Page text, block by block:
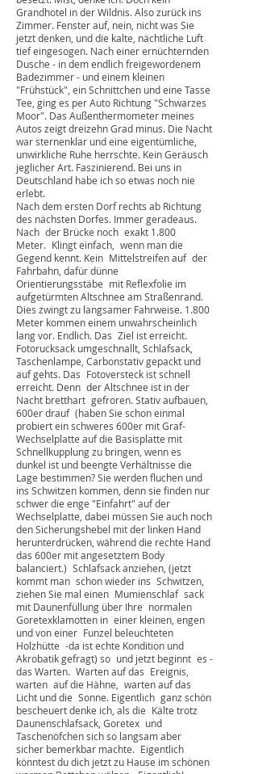
bzw. das zärtliche Weckhämmern gegen
die Zimmertür war. 1 Uhr nachts. Abartig,
Zuhause gehe ich manchmal um diese Zeit
erst ins Bett. Egal, schlaftrunken taste ich
mich Richtung Toilette über den Flur,
besetzt. Mist, denke ich. Doch kein
Grandhotel in der Wildnis. Also zurück ins
Zimmer. Fenster auf, nein, nicht was Sie
jetzt denken, und die kalte, nächtliche Luft
tief eingesogen. Nach einer ernüchternden
Dusche - in dem endlich freigewordenem
Badezimmer - und einem kleinen
"Frühstück", ein Schnittchen und eine Tasse
Tee, ging es per Auto Richtung "Schwarzes
Moor". Das Außenthermometer meines
Autos zeigt dreizehn Grad minus. Die Nacht
war sternenklar und eine eigentümliche,
unwirkliche Ruhe herrschte. Kein Geräusch
jeglicher Art. Faszinierend. Bei uns in
Deutschland habe ich so etwas noch nie
erlebt.
Nach dem ersten Dorf rechts ab Richtung
des nächsten Dorfes. Immer geradeaus.
Nach der Brücke noch exakt 1.800
Meter. Klingt einfach, wenn man die
Gegend kennt. Kein Mittelstreifen auf der
Fahrbahn, dafür dünne
Orientierungsstäbe mit Reflexfolie im
aufgetürmten Altschnee am Straßenrand.
Dies zwingt zu langsamer Fahrweise. 1.800
Meter kommen einem unwahrscheinlich
lang vor. Endlich. Das Ziel ist erreicht.
Fotorucksack umgeschnallt, Schlafsack,
Taschenlampe, Carbonstativ gepackt und
auf gehts. Das Fotoversteck ist schnell
erreicht. Denn der Altschnee ist in der
Nacht bretthart gefroren. Stativ aufbauen,
600er drauf (haben Sie schon einmal
probiert ein schweres 600er mit Graf-
Wechselplatte auf die Basisplatte mit
Schnellkupplung zu bringen, wenn es
dunkel ist und beengte Verhältnisse die
Lage bestimmen? Sie werden fluchen und
ins Schwitzen kommen, denn sie finden nur
schwer die enge "Einfahrt" auf der
Wechselplatte, dabei müssen Sie auch noch
den Sicherungshebel mit der linken Hand
herunterdrücken, während die rechte Hand
das 600er mit angesetztem Body
balanciert.) Schlafsack anziehen, (jetzt
kommt man schon wieder ins Schwitzen,
ziehen Sie mal einen Mumienschlaf sack
mit Daunenfüllung über Ihre normalen
Goretexklamotten in einer kleinen, engen
und von einer Funzel beleuchteten
Holzhütte -da ist echte Kondition und
Akrobatik gefragt) so und jetzt beginnt es -
das Warten. Warten auf das Ereignis,
warten auf die Hähne, warten auf das